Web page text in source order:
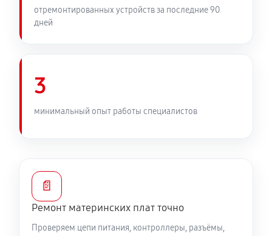
отремонтированных устройств за последние 90
дней
3
минимальный опыт работы специалистов
📄
Ремонт материнских плат точно
Проверяем цепи питания, контроллеры, разъёмы,